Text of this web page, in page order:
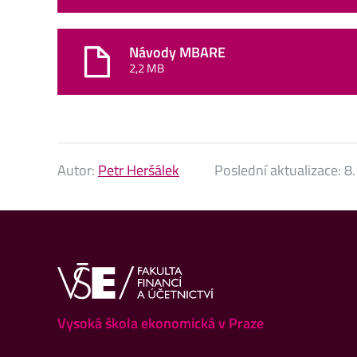
Návody MBARE
2,2 MB
Autor: Petr Heršálek Poslední aktualizace:
Vysoká škola ekonomická v Praze